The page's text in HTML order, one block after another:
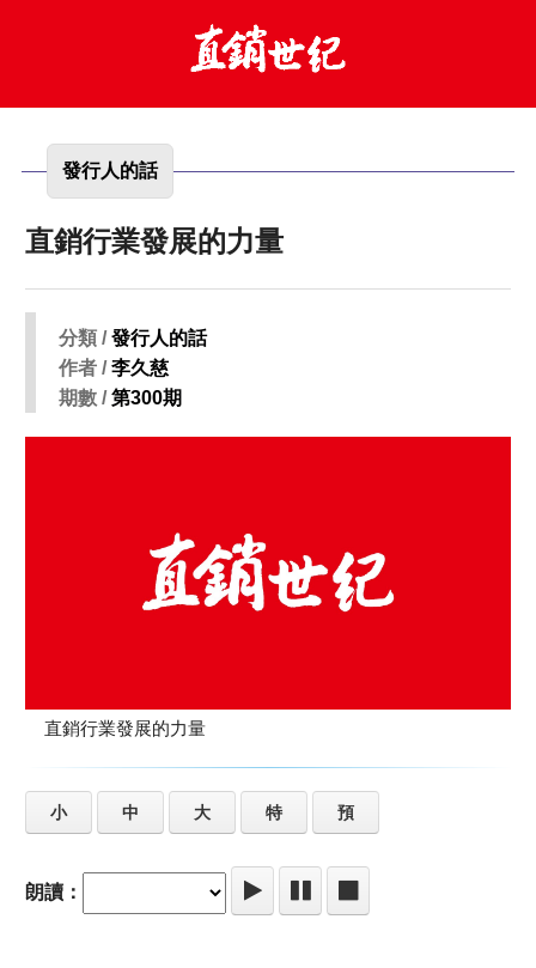
發行人的話
直銷行業發展的力量
分類 /發行人的話
作者 /李久慈
期數 /第300期
直銷行業發展的力量
小 中 大 特 預
朗讀：